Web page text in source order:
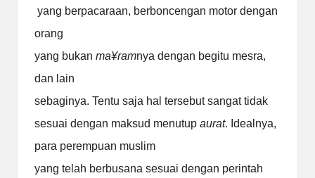
yang berpacaraan, berboncengan motor dengan
orang
yang bukan ma¥ramnya dengan begitu mesra,
dan lain
sebaginya. Tentu saja hal tersebut sangat tidak
sesuai dengan maksud menutup aurat. Idealnya,
para perempuan muslim
yang telah berbusana sesuai dengan perintah